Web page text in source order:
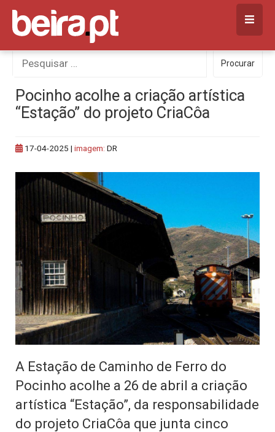
Skip
content
Procurar
por:
Procurar
Pocinho acolhe a criação artística
“Estação” do projeto CriaCôa
17-04-2025 | imagem: DR
A Estação de Caminho de Ferro do
Pocinho acolhe a 26 de abril a criação
artística “Estação”, da responsabilidade
do projeto CriaCôa que junta cinco